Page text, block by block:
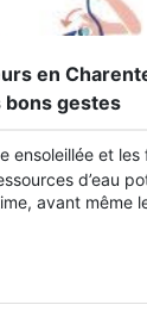
en
gestes
ensoleillée et
d’eau
avant même
d’importantes